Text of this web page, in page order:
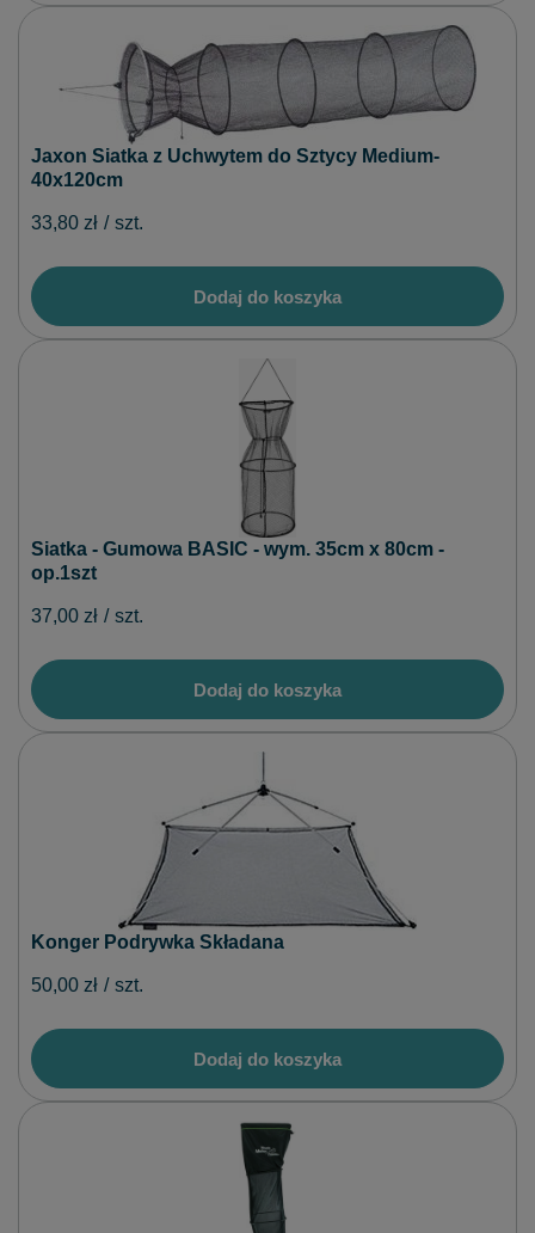
Jaxon Siatka z Uchwytem do Sztycy Medium-
40x120cm
33,80 zł / szt.
Dodaj do koszyka
Siatka - Gumowa BASIC - wym. 35cm x 80cm -
op.1szt
37,00 zł / szt.
Dodaj do koszyka
Konger Podrywka Składana
50,00 zł / szt.
Dodaj do koszyka